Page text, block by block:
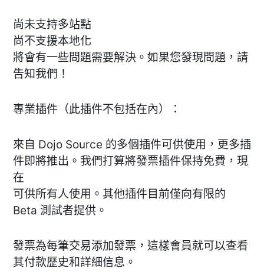
尚未支持多站點
尚不支援本地化
將會有一些問題需要解決。如果您發現問題，請
告知我們！
專業插件（此插件不包括在內）：
來自 Dojo Source 的多個插件可供使用，更多插
件即將推出。我們打算將發票插件保持免費，現
在
可供所有人使用。其他插件目前僅向有限的
Beta 測試者提供。
發票為每筆交易添加發票，這樣會員就可以查看
其付款歷史和詳細信息。